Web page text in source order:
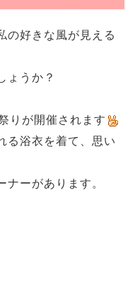
の好きな風が見える
ょうか？
りが開催されます
る浴衣を着て、思い
ーがあります。